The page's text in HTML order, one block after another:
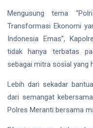
ADLG
Awards
Indonesia
Pekanbaru
Pilkada 2024
PT IKPP Perawang
Mengusung tema
Transformasi Ekonomi
Indonesia Emas”,
tidak hanya terbatas
sebagai mitra sosial yang
Lebih dari sekadar
dari semangat
Polres Meranti bersama